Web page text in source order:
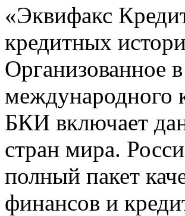
«Эквифакс
кредитных
Организованное
международного
БКИ включает
стран мира.
полный пакет
финансов и